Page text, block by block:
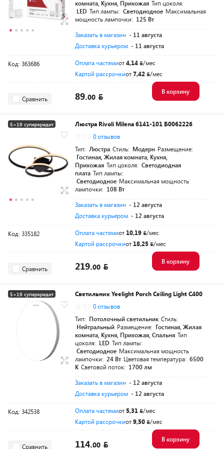
комната, Кухня, Прихожая Тип цоколя:
LED Тип лампы: Светодиодное Максимальная
мощность лампочки: 125 Вт
Заказать в магазин - 11 августа
Доставка курьером - 11 августа
Код: 363686 Оплата частямиот4,14
/мес
Картой рассрочкиот7,42 /мес
Сравнить 89.00
В корзину
5+19 суперкредит
Люстра Rivoli Milena 6141-101 Б0062226
0 отзывов
Тип: Люстра Стиль: Модерн Размещение:
Гостиная, Жилая комната, Кухня,
Прихожая Тип цоколя: Светодиодная
плата Тип лампы:
Светодиодное Максимальная мощность
лампочки: 108 Вт
Заказать в магазин - 12 августа
Доставка курьером - 12 августа
Код: 335182 Оплата частямиот 10,19
/мес
Картой рассрочкиот 18,25 /мес
Сравнить 219.00
В корзину
5+19 суперкредит
Светильник Yeelight Porch Ceiling Light C400
0 отзывов
Тип: Потолочный светильник Стиль:
Нейтральный Размещение: Гостиная, Жилая
комната, Кухня, Прихожая, Спальня Тип
цоколя: LED Тип лампы:
Светодиодное Максимальная мощность
лампочки: 24 Вт Цветовая температура: 6500
К Световой поток: 1700 лм
Заказать в магазин - 12 августа
Доставка курьером - 12 августа
Код: 342538 Оплата частямиот 5,31
/мес
Картой рассрочкиот9,50 /мес
Сравнить 114.00
В корзину